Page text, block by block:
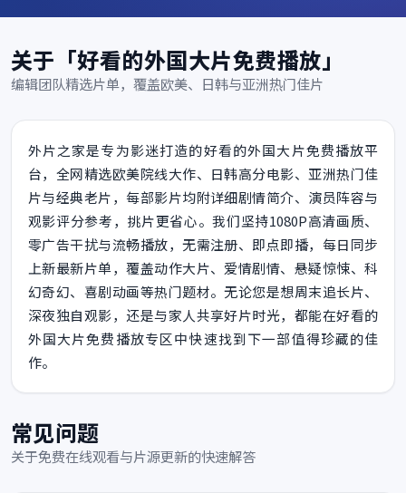
关于「好看的外国大片免费播放」
编辑团队精选片单，覆盖欧美、日韩与亚洲热门佳片
外片之家是专为影迷打造的好看的外国大片免费播放平
台，全网精选欧美院线大作、日韩高分电影、亚洲热门佳
片与经典老片，每部影片均附详细剧情简介、演员阵容与
观影评分参考，挑片更省心。我们坚持1080P高清画质、
零广告干扰与流畅播放，无需注册、即点即播，每日同步
上新最新片单，覆盖动作大片、爱情剧情、悬疑惊悚、科
幻奇幻、喜剧动画等热门题材。无论您是想周末追长片、
深夜独自观影，还是与家人共享好片时光，都能在好看的
外国大片免费播放专区中快速找到下一部值得珍藏的佳
作。
常见问题
关于免费在线观看与片源更新的快速解答